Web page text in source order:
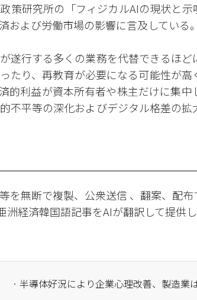
策研究所の「フィジカルAIの現状と
および労働市場の影響に言及している。
遂行する多くの業務を代替できるほ
たり、再教育が必要になる可能性が
的利益が資本所有者や株主だけに集
不平等の深化およびデジタル格差の
を無断で複製、公衆送信 、翻案、配布
洲経済韓国語記事をAIが翻訳して提供し
· 半導体好況により企業心理改善、製造業